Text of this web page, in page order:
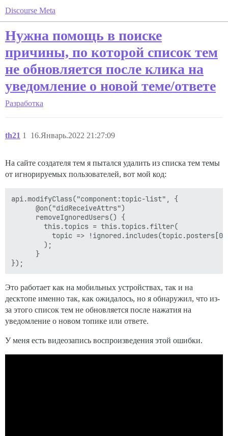
Discourse Meta
Нужна помощь в поиске
причины, по которой список тем
не обновляется после клика на
уведомление о новой теме/ответе
Разработка
th21 16.Январь.2022 21:27:09
1
На сайте создателя тем я пытался удалить из списка тем темы
от игнорируемых пользователей, вот мой код:
api.modifyClass("component:topic-list", {
      @on("didReceiveAttrs")
      removeIgnoredUsers() {
        this.topics = this.topics.filter(
topic =>
        );
      }
Это работает как на мобильных устройствах, так и на
десктопе именно так, как ожидалось, но я обнаружил, что из-
за этого список тем не обновляется после нажатия на
уведомление о новом топике или ответе.
У меня есть видеозапись воспроизведения этой ошибки.